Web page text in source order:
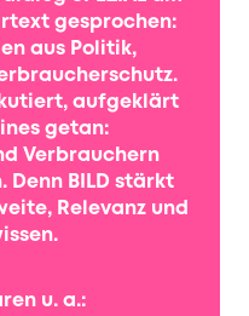
gesprochen:
aus Politik,
aufgeklärt
getan:
Verbrauchern
Denn BILD stärkt
Relevanz und
u. a.: